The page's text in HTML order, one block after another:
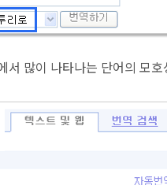
서 많이 나타나는 단어의 모